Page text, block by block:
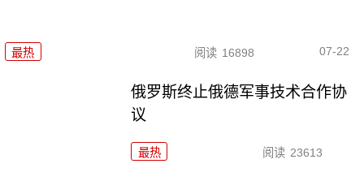
最热 阅读 16898 07-22
俄罗斯终止俄德军事技术合作协
议
最热 阅读 23613